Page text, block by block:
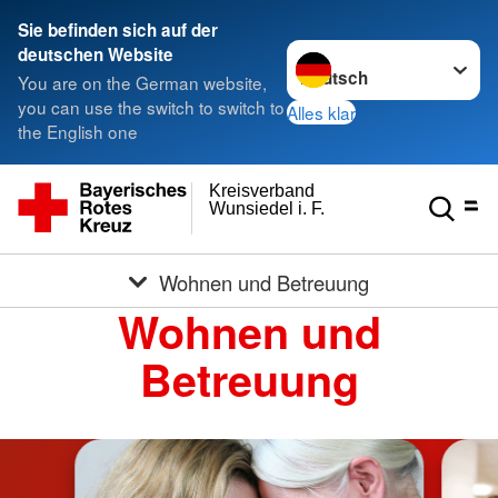
Sie befinden sich auf der
deutschen Website
You are on the German website,
you can use the switch to switch to
the English one
Sprache wechseln zu
Alles klar
Wunsiedel i. F.
Kreisverband
Wohnen und Betreuung
Wohnen und
Betreuung